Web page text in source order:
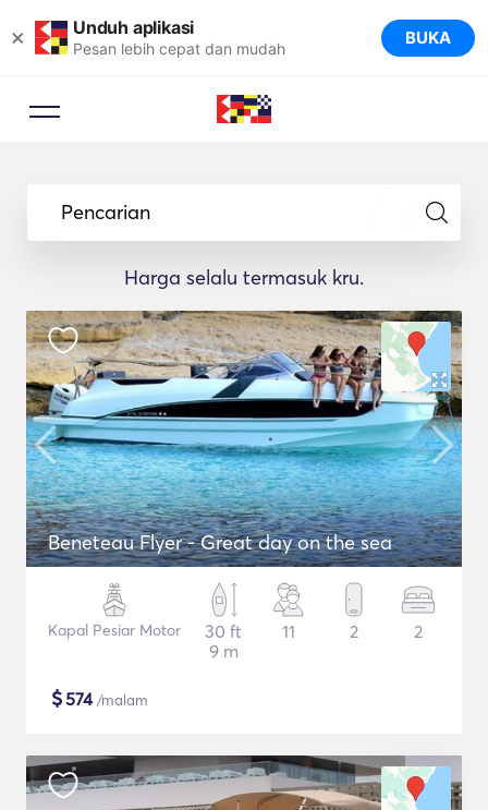
× Unduh aplikasi
Pesan lebih cepat dan mudah BUKA
Pencarian
Harga selalu termasuk kru.
Beneteau Flyer - Great day on the sea
Kapal Pesiar Motor
30 ft
9 m
11 2 2
$574/malam